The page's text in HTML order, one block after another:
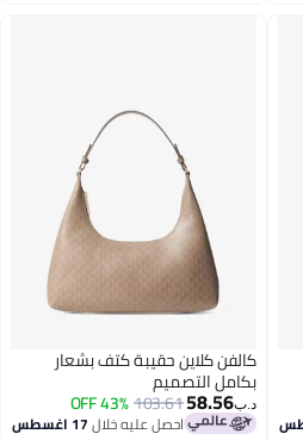
كالفن كلاين حقيبة كتف بشعار
بكامل التصميم
د.ب‏58.56
103.61
43% OFF
احصل عليه خلال17 اغسطس